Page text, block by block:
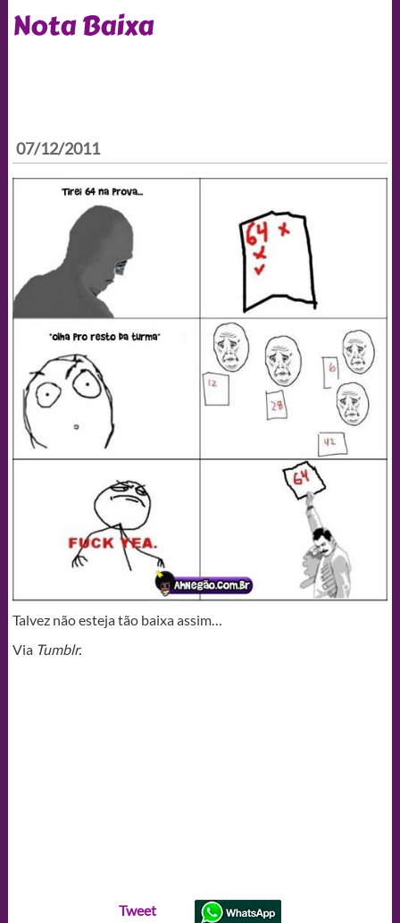
Nota Baixa
07/12/2011
Talvez não esteja tão baixa assim…
Via Tumblr.
Tweet